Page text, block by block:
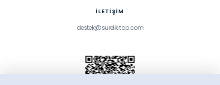
İLETİŞİM
destek@surelikitap.com